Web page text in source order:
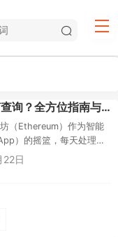
以太坊交易地址如何查询？全方位指南与实用工具解析
（Ethereum）作为智能
）的摇篮，每天处理着
接收空投、转账代币，
22日